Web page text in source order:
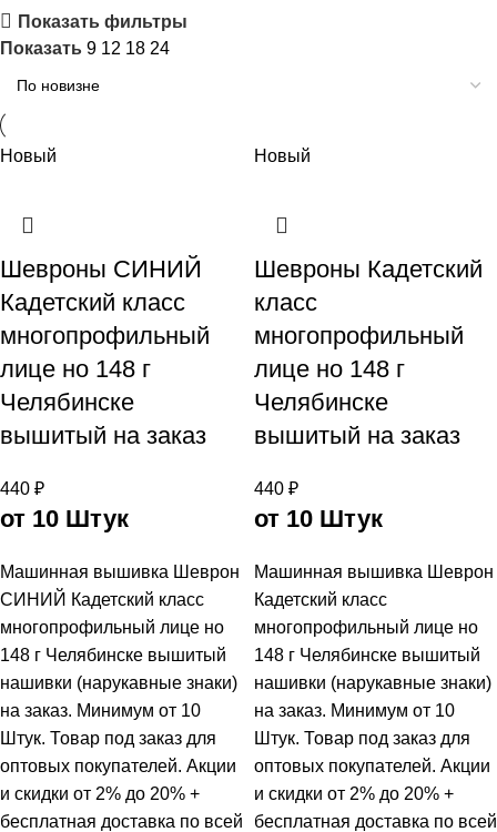
Показать фильтры
Показать 9 12 18 24
Новый
Шевроны СИНИЙ
Кадетский класс
многопрофильный
лице но 148 г
Челябинске
вышитый на заказ
440 ₽
от 10 Штук
Машинная вышивка Шеврон
СИНИЙ Кадетский класс
многопрофильный лице но
148 г Челябинске вышитый
нашивки (нарукавные знаки)
на заказ. Минимум от 10
Штук. Товар под заказ для
оптовых покупателей. Акции
и скидки от 2% до 20% +
бесплатная доставка по всей
Новый
Шевроны Кадетский
класс
многопрофильный
лице но 148 г
Челябинске
вышитый на заказ
440 ₽
от 10 Штук
Машинная вышивка Шеврон
Кадетский класс
многопрофильный лице но
148 г Челябинске вышитый
нашивки (нарукавные знаки)
на заказ. Минимум от 10
Штук. Товар под заказ для
оптовых покупателей. Акции
и скидки от 2% до 20% +
бесплатная доставка по всей